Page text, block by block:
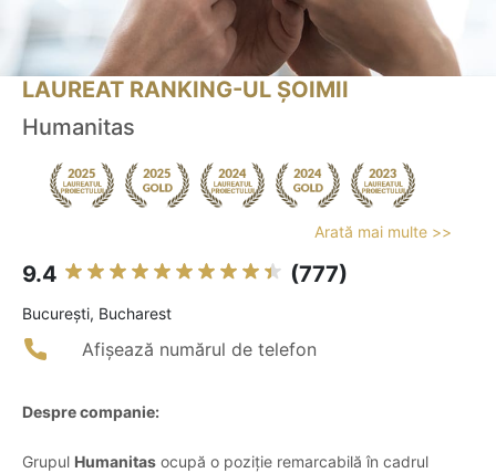
LAUREAT RANKING-UL ȘOIMII
Humanitas
Arată mai multe >>
9.4 (777)
Bucureşti, Bucharest
Afișează numărul de telefon
Despre companie:
Grupul Humanitas ocupă o poziție remarcabilă în cadrul